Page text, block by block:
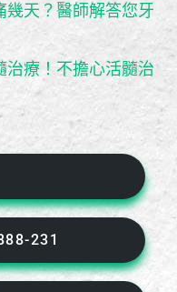
幾天？醫師解答您牙
治療！不擔心活髓治
231